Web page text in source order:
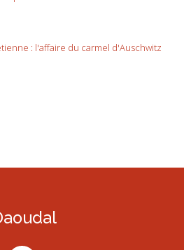
: l'affaire du carmel d'Auschwitz